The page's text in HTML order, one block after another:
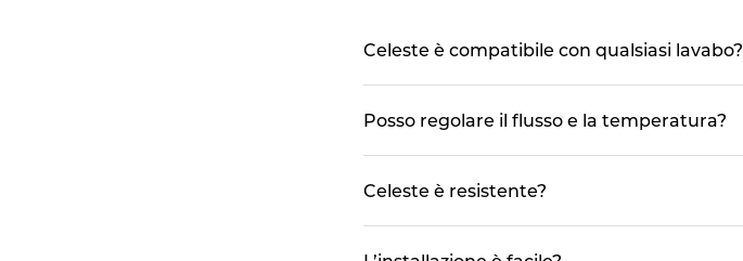
Celeste è compatibile con qualsiasi lavabo?
Posso regolare il flusso e la temperatura?
Celeste è resistente?